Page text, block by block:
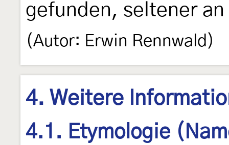
gefunden, seltener
(Autor: Erwin Rennwald)
4. Weitere
4.1. Etymologie